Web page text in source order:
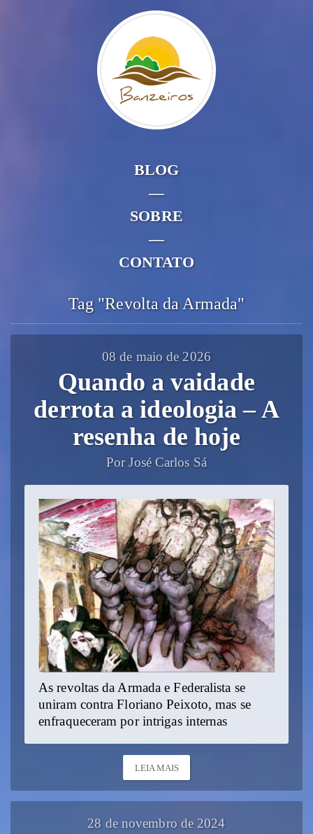
BLOG
—
SOBRE
—
CONTATO
Tag "Revolta da Armada"
08 de maio de 2026
Quando a vaidade
derrota a ideologia – A
resenha de hoje
Por José Carlos Sá
As revoltas da Armada e Federalista se
uniram contra Floriano Peixoto, mas se
enfraqueceram por intrigas internas
LEIA MAIS
28 de novembro de 2024